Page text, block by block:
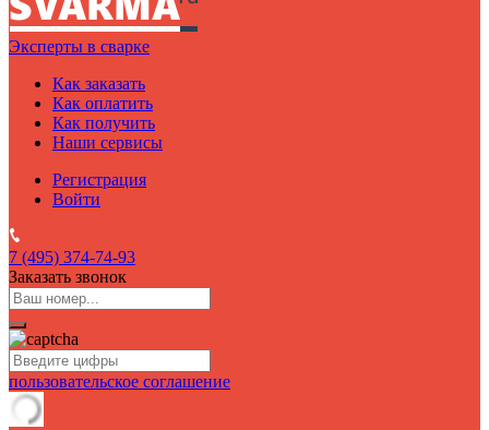
Эксперты в сварке
Как заказать
Как оплатить
Как получить
Наши сервисы
Регистрация
Войти
7 (495) 374-74-93
Заказать звонок
пользовательское соглашение